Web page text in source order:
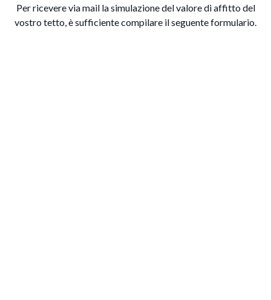
Per ricevere via mail la simulazione del valore di affitto del
vostro tetto, è sufficiente compilare il seguente formulario.